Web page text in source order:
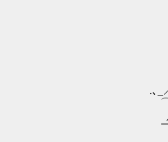
／
⌒ヽ／
／
,.:::::〃
/:::::/
／:::::/::::::::::::::/
.､_／:::::::::,′::::::::::
⌒7:::::::i:::::::::::::ｊ
／:::::/:{::::::::::::{::
￣´/:/{:::::::::: {i芹